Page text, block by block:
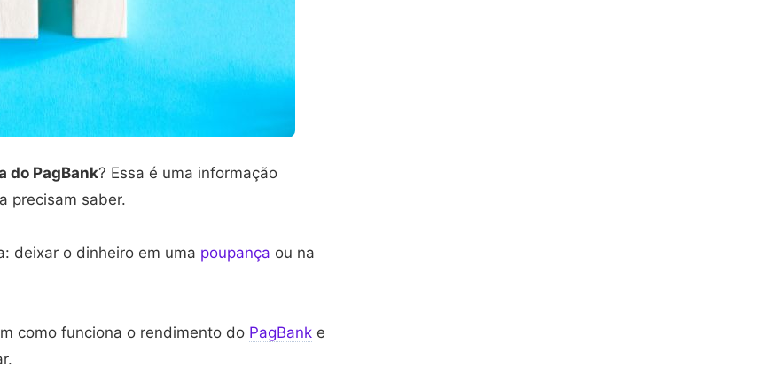
do PagBank? Essa é uma informação
precisam saber.
deixar o dinheiro em uma poupança ou na
como funciona o rendimento do PagBank e